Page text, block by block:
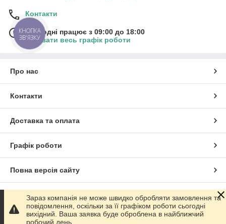
Контакти
Сьогодні працює з 09:00 до 18:00
Показати весь графік роботи
Про нас
Контакти
Доставка та оплата
Графік роботи
Повна версія сайту
Сайт створено на маркетплейсі Prom.ua
Політика конфіденційності
Зараз компанія не може швидко обробляти замовлення та
повідомлення, оскільки за її графіком роботи сьогодні
вихідний. Ваша заявка буде оброблена в найближчий
робочий день.
КНОПКА
ЗВ'ЯЗКУ